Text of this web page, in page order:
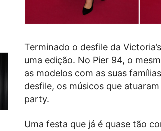
Terminado o desfile da
uma edição. No Pier 94, o
as modelos com as suas
desfile, os músicos que
party.
Uma festa que já é quase tão